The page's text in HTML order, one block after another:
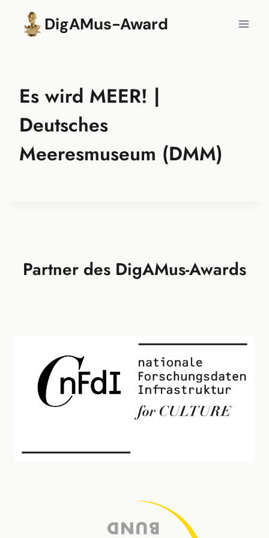
springen
DigAMus-Award
Es wird MEER! |
Deutsches
Meeresmuseum (DMM)
Partner des DigAMus-Awards